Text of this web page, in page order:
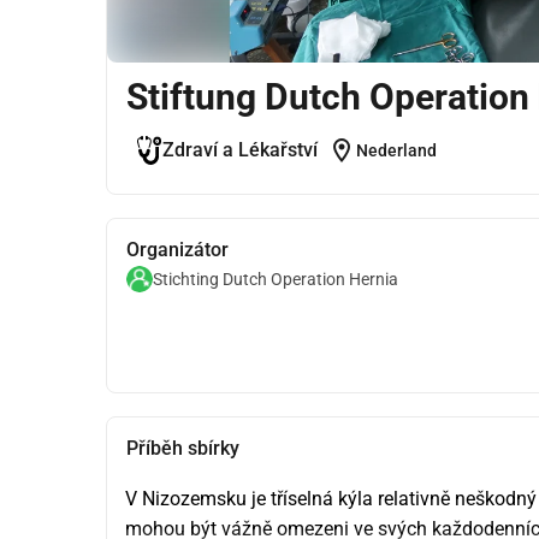
Stiftung Dutch Operation
Zdraví a Lékařství location_on Nederland
Organizátor
Stichting Dutch Operation Hernia
Příběh sbírky
V Nizozemsku je tříselná kýla relativně
mohou být vážně omezeni ve svých